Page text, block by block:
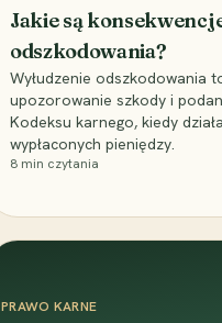
Jakie są
odszkodowania?
Wyłudzenie odszkodowania
upozorowanie szkody i
Kodeksu karnego, kiedy
wypłaconych pieniędzy.
8 min czytania
PRAWO KARNE